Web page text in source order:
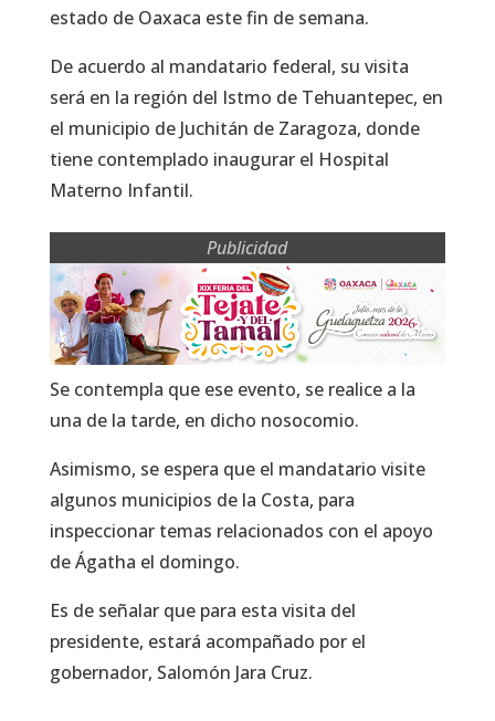
estado de Oaxaca este fin de semana.
De acuerdo al mandatario federal, su visita
será en la región del Istmo de Tehuantepec, en
el municipio de Juchitán de Zaragoza, donde
tiene contemplado inaugurar el Hospital
Materno Infantil.
Publicidad
Se contempla que ese evento, se realice a la
una de la tarde, en dicho nosocomio.
Asimismo, se espera que el mandatario visite
algunos municipios de la Costa, para
inspeccionar temas relacionados con el apoyo
de Ágatha el domingo.
Es de señalar que para esta visita del
presidente, estará acompañado por el
gobernador, Salomón Jara Cruz.